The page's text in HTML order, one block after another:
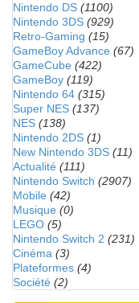
Nintendo DS (1100)
Nintendo 3DS (929)
Retro-Gaming (15)
GameBoy Advance (67)
GameCube (422)
GameBoy (119)
Nintendo 64 (315)
Super NES (137)
NES (138)
Nintendo 2DS (1)
New Nintendo 3DS (11)
Actualité (111)
Nintendo Switch (2907)
Mobile (42)
Musique (0)
LEGO (5)
Nintendo Switch 2 (231)
Cinéma (3)
Plateformes (4)
Société (2)